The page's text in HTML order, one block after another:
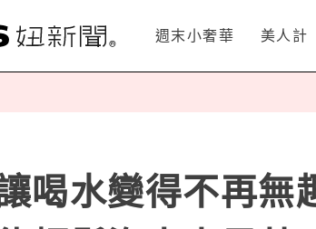
週末小奢華 美人計
喝水變得不再無